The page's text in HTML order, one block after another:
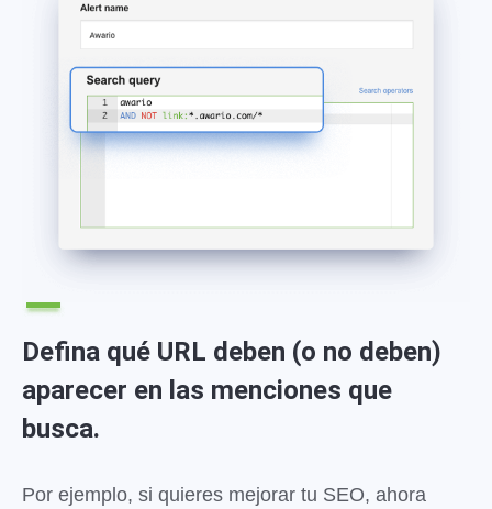
Defina qué URL deben (o no deben)
aparecer en las menciones que
busca.
Por ejemplo, si quieres mejorar tu SEO, ahora